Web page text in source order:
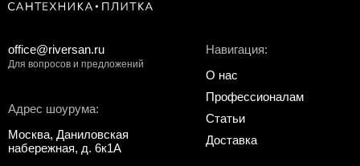
Адрес шоурума:
Москва, Даниловская
набережная, д. 6к1А
Навигация:
О нас
Профессионалам
Статьи
Доставка
office@riversan.ru
Для вопросов и предложений